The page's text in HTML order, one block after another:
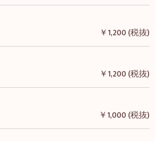
￥1,200 (税抜)
￥1,200 (税抜)
￥1,000 (税抜)